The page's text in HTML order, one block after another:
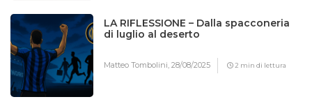
LA RIFLESSIONE – Dalla spacconeria
di luglio al deserto
Matteo Tombolini,28/08/2025 2 min di lettura